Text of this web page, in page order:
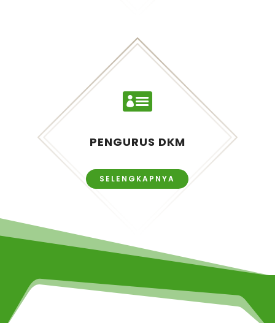

PENGURUS DKM
SELENGKAPNYA